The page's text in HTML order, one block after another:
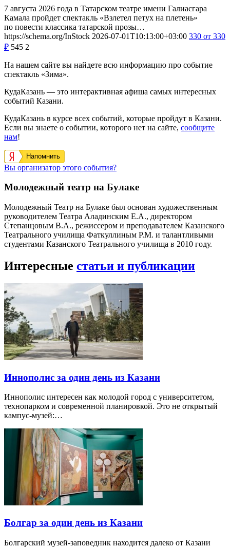
7 августа 2026 года в Татарском театре имени Галиасгара
Камала пройдет спектакль «Взлетел петух на плетень»
по повести классика татарской прозы…
https://schema.org/InStock 2026-07-01T10:13:00+03:00 330 от 330
₽ 545 2
На нашем сайте вы найдете всю информацию про событие
спектакль «Зима».
КудаКазань — это интерактивная афиша самых интересных
событий Казани.
КудаКазань в курсе всех событий, которые пройдут в Казани.
Если вы знаете о событии, которого нет на сайте, сообщите
нам!
Напомнить
Вы организатор этого события?
Молодежный театр на Булаке
Молодежный Театр на Булаке был основан художественным
руководителем Театра Аладинским Е.А., директором
Степанцовым В.А., режиссером и преподавателем Казанского
Театрального училища Фаткуллиным Р.М. и талантливыми
студентами Казанского Театрального училища в 2010 году.
Интересные статьи и публикации
Иннополис за один день из Казани
Иннополис интересен как молодой город с университетом,
технопарком и современной планировкой. Это не открытый
кампус-музей:…
Болгар за один день из Казани
Болгарский музей-заповедник находится далеко от Казани